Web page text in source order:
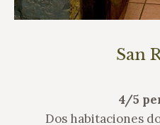
San
4/5
Dos habitaciones